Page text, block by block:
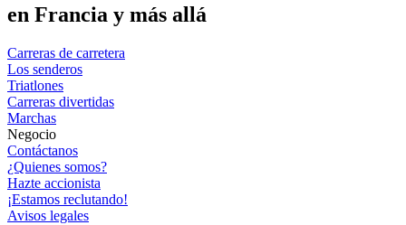
en Francia y más allá
Carreras de carretera
Los senderos
Triatlones
Carreras divertidas
Marchas
Negocio
Contáctanos
¿Quienes somos?
Hazte accionista
¡Estamos reclutando!
Avisos legales